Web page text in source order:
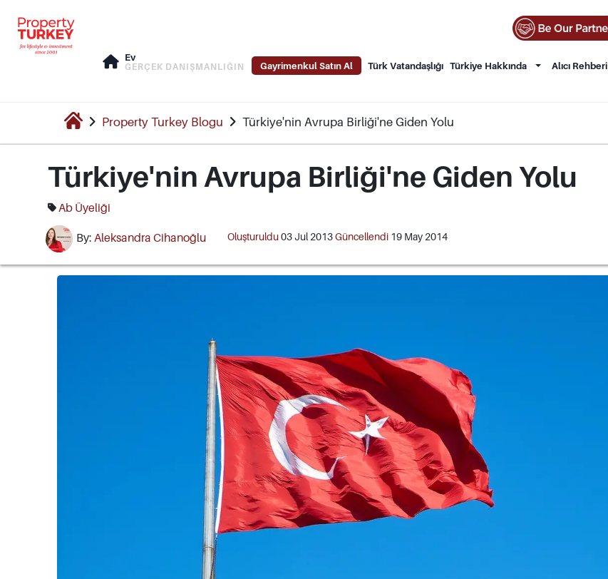
Ev
GERÇEK DANIŞMANLIĞIN Gayrimenkul Satın Al Türk Vatandaşlığı Türkiye Hakkında Alıcı Rehberi
Property Turkey Blogu Türkiye'nin Avrupa Birliği'ne Giden Yolu
Ab Üyeliği
Türkiye'nin Avrupa Birliği'ne Giden Yolu
By:Aleksandra Cihanoğlu Oluşturuldu03 Jul 2013Güncellendi 19 May 2014